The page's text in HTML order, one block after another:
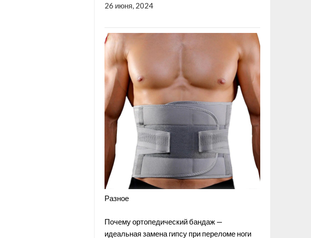
26 июня, 2024
Разное
Почему ортопедический бандаж —
идеальная замена гипсу при переломе ноги